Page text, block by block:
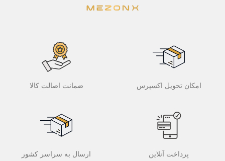
امکان تحویل اکسپرس ضمانت اصالت کالا
پرداخت آنلاین ارسال به سراسر کشور